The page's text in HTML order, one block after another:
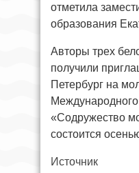
отметила
образования
Авторы трех
получили
Петербург на
«Содружество
состоится
Источник